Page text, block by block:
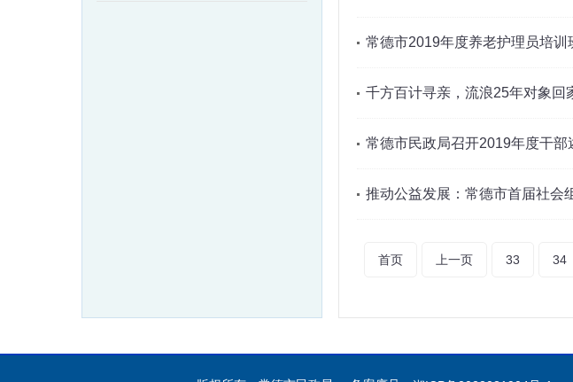
常德市2019年度养老护理员培训
千方百计寻亲，流浪25年对象回
常德市民政局召开2019年度干
推动公益发展：常德市首届社会
首页 上一页 33 34